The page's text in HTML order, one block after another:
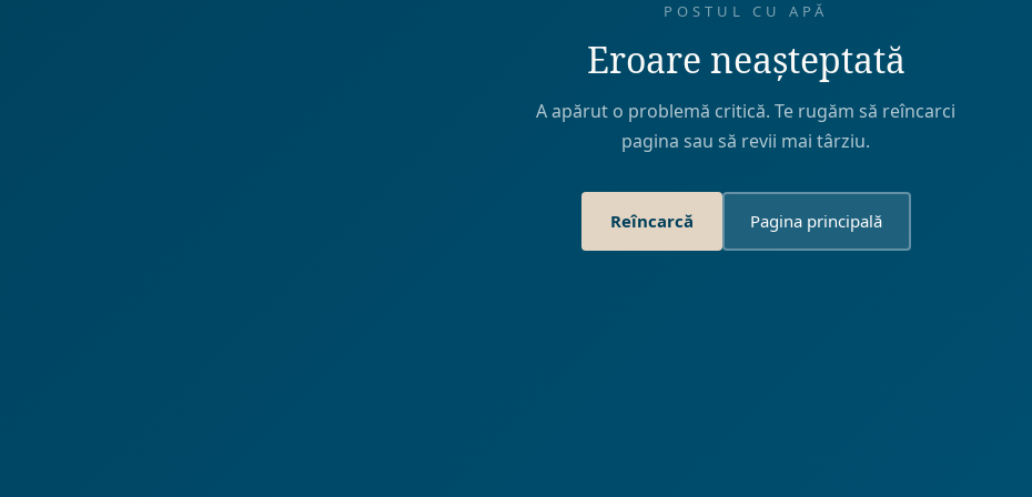
POSTUL CU APĂ
Eroare neașteptată
A apărut o problemă critică. Te rugăm să reîncarci
pagina sau să revii mai târziu.
Reîncarcă Pagina principală